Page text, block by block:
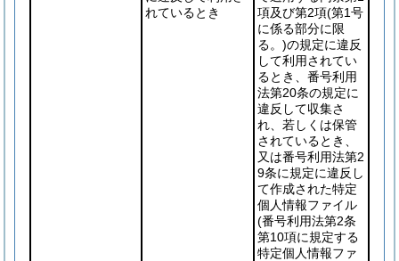
れているとき
項及び第2項(第1号
に係る部分に限
る。)の規定に違反
して利用されてい
るとき、番号利用
法第20条の規定に
違反して収集さ
れ、若しくは保管
されているとき、
又は番号利用法第2
9条に規定に違反し
て作成された特定
個人情報ファイル
(番号利用法第2条
第10項に規定する
特定個人情報ファ